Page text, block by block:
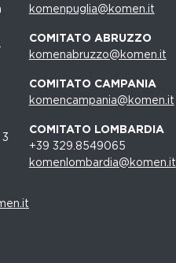
komenpuglia@komen.it
COMITATO ABRUZZO
komenabruzzo@komen.it
COMITATO CAMPANIA
komencampania@komen.it
COMITATO LOMBARDIA
+39 329.8549065
komenlombardia@komen.it